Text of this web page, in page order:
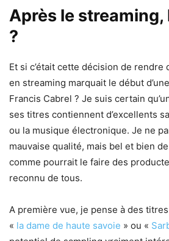
Après le streaming,
?
Et si c’était cette décision de rendre
en streaming marquait le début
Francis Cabrel ? Je suis certain
ses titres contiennent d’excellents
ou la musique électronique. Je ne
mauvaise qualité, mais bel et bien
comme pourrait le faire des
reconnu de tous.
A première vue, je pense à des
« la dame de haute savoie » ou «